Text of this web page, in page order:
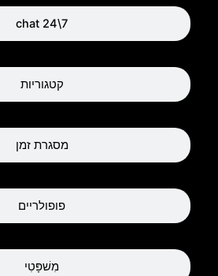
chat 24\7
קטגוריות
מסגרת זמן
פופולריים
מִשׁפָּטִי